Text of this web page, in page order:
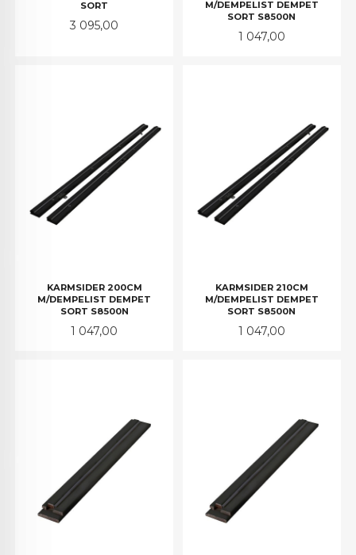
SORT
Pris
3 095,00
M/DEMPELIST DEMPET
SORT S8500N
Pris
1 047,00
KARMSIDER 200CM
M/DEMPELIST DEMPET
SORT S8500N
Pris
1 047,00
KARMSIDER 210CM
M/DEMPELIST DEMPET
SORT S8500N
Pris
1 047,00